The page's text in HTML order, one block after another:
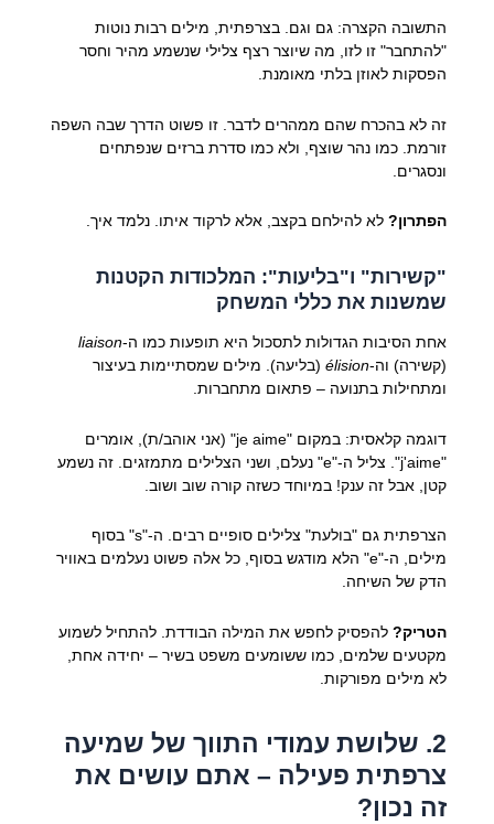
התשובה הקצרה: גם וגם. בצרפתית, מילים רבות נוטות
"להתחבר" זו לזו, מה שיוצר רצף צלילי שנשמע מהיר וחסר
הפסקות לאוזן בלתי מאומנת.
זה לא בהכרח שהם ממהרים לדבר. זו פשוט הדרך שבה השפה
זורמת. כמו נהר שוצף, ולא כמו סדרת ברזים שנפתחים
ונסגרים.
הפתרון?לא להילחם בקצב, אלא לרקוד איתו. נלמד איך.
"קשירות" ו"בליעות": המלכודות הקטנות
שמשנות את כללי המשחק
אחת הסיבות הגדולות לתסכול היא תופעות כמו ה-liaison
(קשירה) וה-élision(בליעה). מילים שמסתיימות בעיצור
ומתחילות בתנועה – פתאום מתחברות.
דוגמה קלאסית: במקום "je aime" (אני אוהב/ת), אומרים
"j'aime". צליל ה-"e" נעלם, ושני הצלילים מתמזגים. זה נשמע
קטן, אבל זה ענק! במיוחד כשזה קורה שוב ושוב.
הצרפתית גם "בולעת" צלילים סופיים רבים. ה-"s" בסוף
מילים, ה-"e" הלא מודגש בסוף, כל אלה פשוט נעלמים באוויר
הדק של השיחה.
הטריק?להפסיק לחפש את המילה הבודדת. להתחיל לשמוע
מקטעים שלמים, כמו ששומעים משפט בשיר – יחידה אחת,
לא מילים מפורקות.
2. שלושת עמודי התווך של שמיעה
צרפתית פעילה – אתם עושים את
זה נכון?